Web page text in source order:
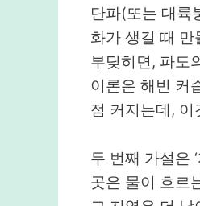
단파(또는 대륙
화가 생길 때
부딪히면, 파도
이론은 해빈 커
점 커지는데,
두 번째 가설은
곳은 물이 흐르